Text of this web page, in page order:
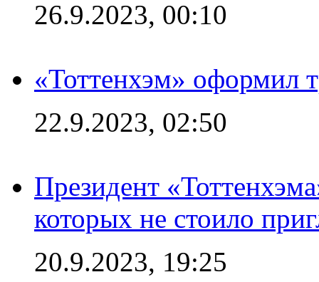
26.9.2023, 00:10
«Тоттенхэм» оформил
22.9.2023, 02:50
Президент
которых не стоило
20.9.2023, 19:25